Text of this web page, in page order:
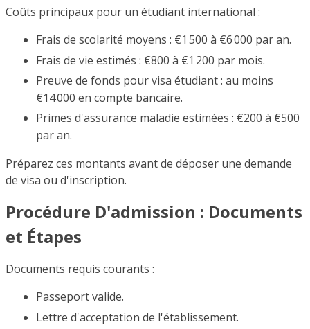
Coûts principaux pour un étudiant international :
Frais de scolarité moyens : €1 500 à €6 000 par an.
Frais de vie estimés : €800 à €1 200 par mois.
Preuve de fonds pour visa étudiant : au moins
€14 000 en compte bancaire.
Primes d'assurance maladie estimées : €200 à €500
par an.
Préparez ces montants avant de déposer une demande
de visa ou d'inscription.
Procédure D'admission : Documents
et Étapes
Documents requis courants :
Passeport valide.
Lettre d'acceptation de l'établissement.